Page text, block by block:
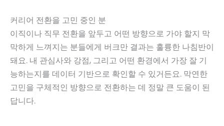
커리어 전환을 고민 중인 분
이직이나 직무 전환을 앞두고 어떤 방향으로 가야 할지 막
막하게 느껴지는 분들에게 버크만 결과는 훌륭한 나침반이
돼요. 내 관심사와 강점, 그리고 어떤 환경에서 가장 잘 기
능하는지를 데이터 기반으로 확인할 수 있거든요. 막연한
고민을 구체적인 방향으로 전환하는 데 정말 큰 도움이 된
답니다.